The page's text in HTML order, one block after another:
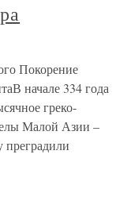
Покорение
начале 334 года
греко-
Малой Азии –
преградили